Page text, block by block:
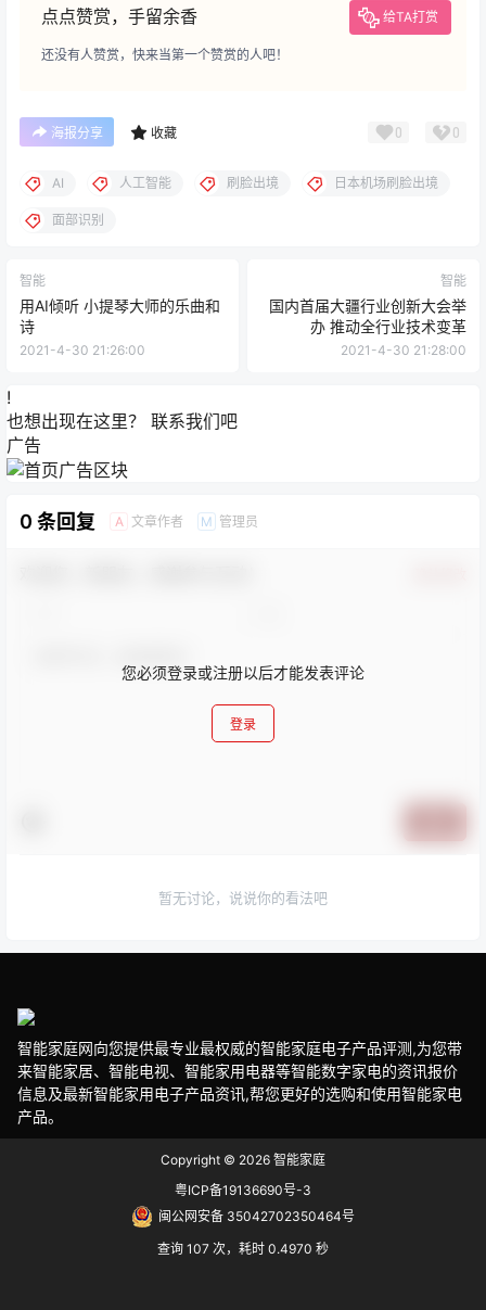
点点赞赏，手留余香 给TA打赏
还没有人赞赏，快来当第一个赞赏的人吧！
海报分享 收藏 0 0
AI 人工智能 刷脸出境 日本机场刷脸出境
面部识别
智能
用AI倾听 小提琴大师的乐曲和
诗
2021-4-30 21:26:00
智能
国内首届大疆行业创新大会举
办 推动全行业技术变革
2021-4-30 21:28:00
!
也想出现在这里？ 联系我们吧
广告
0 条回复 A 文章作者 M 管理员
您必须登录或注册以后才能发表评论
登录
暂无讨论，说说你的看法吧
智能家庭网向您提供最专业最权威的智能家庭电子产品评测,为您带
来智能家居、智能电视、智能家用电器等智能数字家电的资讯报价
信息及最新智能家用电子产品资讯,帮您更好的选购和使用智能家电
产品。
Copyright © 2026 智能家庭
粤ICP备19136690号-3
闽公网安备 35042702350464号
查询 107 次，耗时 0.4970 秒